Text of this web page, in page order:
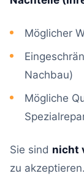
Möglicher
Nachbau)
Mögliche
Sie sind nicht
zu akzeptieren.